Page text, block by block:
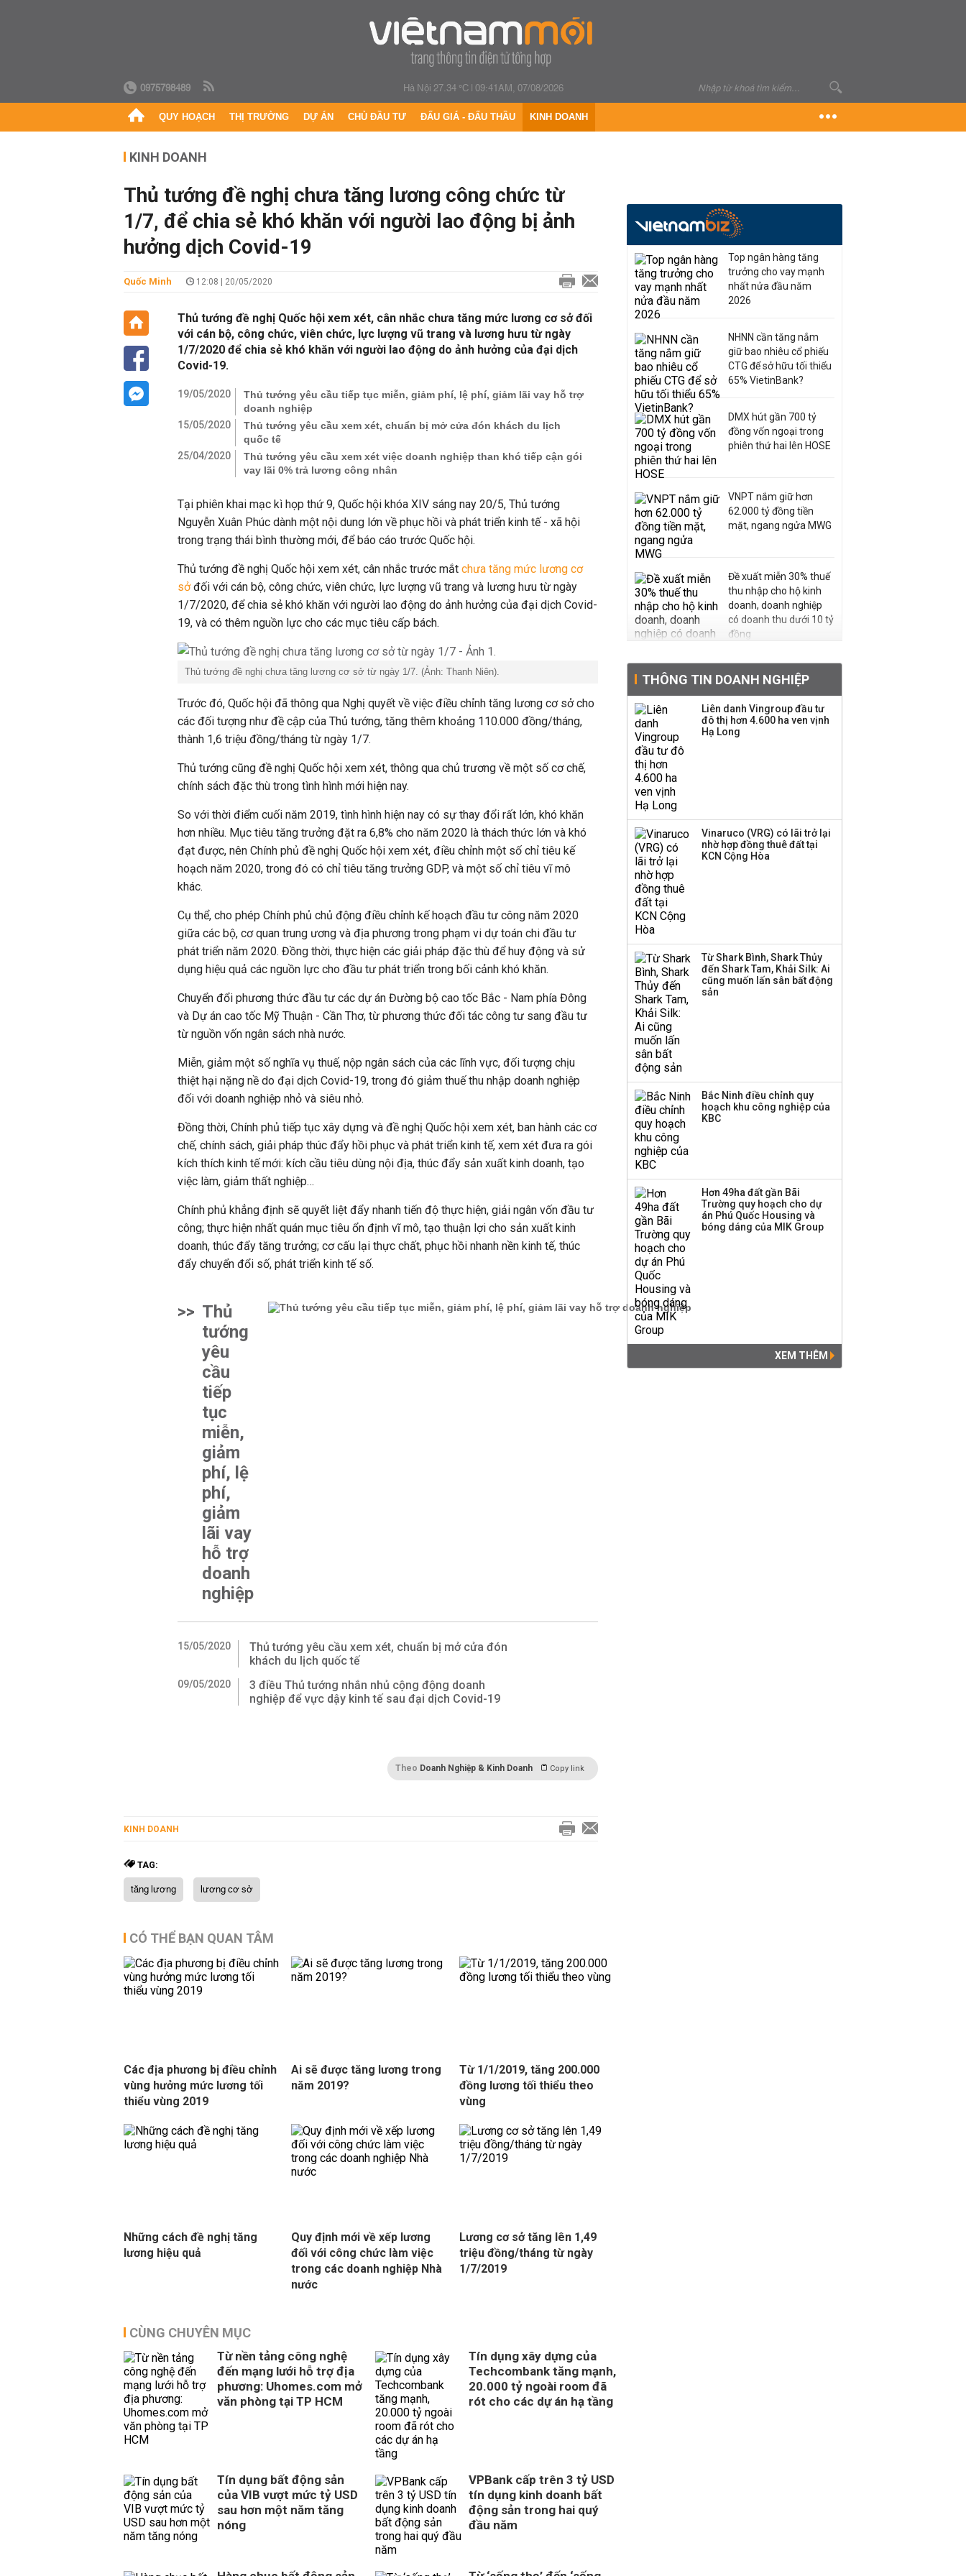
0975798489 Hà Nội 27.34 °C|09:41AM, 07/08/2026
QUY HOẠCH THỊ TRƯỜNG DỰ ÁN CHỦ ĐẦU TƯ ĐẤU GIÁ - ĐẤU THẦU KINH DOANH
KINH DOANH
Thủ tướng đề nghị chưa tăng lương công chức từ
1/7, để chia sẻ khó khăn với người lao động bị ảnh
hưởng dịch Covid-19
Quốc Minh 12:08 | 20/05/2020
Thủ tướng đề nghị Quốc hội xem xét, cân nhắc chưa tăng mức lương cơ sở đối
với cán bộ, công chức, viên chức, lực lượng vũ trang và lương hưu từ ngày
1/7/2020 để chia sẻ khó khăn với người lao động do ảnh hưởng của đại dịch
Covid-19.
19/05/2020
Thủ tướng yêu cầu tiếp tục miễn, giảm phí, lệ phí, giảm lãi vay hỗ trợ
doanh nghiệp
15/05/2020
Thủ tướng yêu cầu xem xét, chuẩn bị mở cửa đón khách du lịch
quốc tế
25/04/2020
Thủ tướng yêu cầu xem xét việc doanh nghiệp than khó tiếp cận gói
vay lãi 0% trả lương công nhân
Tại phiên khai mạc kì họp thứ 9, Quốc hội khóa XIV sáng nay 20/5, Thủ tướng
Nguyễn Xuân Phúc dành một nội dung lớn về phục hồi và phát triển kinh tế - xã hội
trong trạng thái bình thường mới, để báo cáo trước Quốc hội.
Thủ tướng đề nghị Quốc hội xem xét, cân nhắc trước mắt chưa tăng mức lương cơ
sởđối với cán bộ, công chức, viên chức, lực lượng vũ trang và lương hưu từ ngày
1/7/2020, để chia sẻ khó khăn với người lao động do ảnh hưởng của đại dịch Covid-
19, và có thêm nguồn lực cho các mục tiêu cấp bách.
Thủ tướng đề nghị chưa tăng lương cơ sở từ ngày 1/7. (Ảnh: Thanh Niên).
Trước đó, Quốc hội đã thông qua Nghị quyết về việc điều chỉnh tăng lương cơ sở cho
các đối tượng như đề cập của Thủ tướng, tăng thêm khoảng 110.000 đồng/tháng,
thành 1,6 triệu đồng/tháng từ ngày 1/7.
Thủ tướng cũng đề nghị Quốc hội xem xét, thông qua chủ trương về một số cơ chế,
chính sách đặc thù trong tình hình mới hiện nay.
So với thời điểm cuối năm 2019, tình hình hiện nay có sự thay đổi rất lớn, khó khăn
hơn nhiều. Mục tiêu tăng trưởng đặt ra 6,8% cho năm 2020 là thách thức lớn và khó
đạt được, nên Chính phủ đề nghị Quốc hội xem xét, điều chỉnh một số chỉ tiêu kế
hoạch năm 2020, trong đó có chỉ tiêu tăng trưởng GDP, và một số chỉ tiêu vĩ mô
khác.
Cụ thể, cho phép Chính phủ chủ động điều chỉnh kế hoạch đầu tư công năm 2020
giữa các bộ, cơ quan trung ương và địa phương trong phạm vi dự toán chi đầu tư
phát triển năm 2020. Đồng thời, thực hiện các giải pháp đặc thù để huy động và sử
dụng hiệu quả các nguồn lực cho đầu tư phát triển trong bối cảnh khó khăn.
Chuyển đổi phương thức đầu tư các dự án Đường bộ cao tốc Bắc - Nam phía Đông
và Dự án cao tốc Mỹ Thuận - Cần Thơ, từ phương thức đối tác công tư sang đầu tư
từ nguồn vốn ngân sách nhà nước.
Miễn, giảm một số nghĩa vụ thuế, nộp ngân sách của các lĩnh vực, đối tượng chịu
thiệt hại nặng nề do đại dịch Covid-19, trong đó giảm thuế thu nhập doanh nghiệp
đối với doanh nghiệp nhỏ và siêu nhỏ.
Đồng thời, Chính phủ tiếp tục xây dựng và đề nghị Quốc hội xem xét, ban hành các cơ
chế, chính sách, giải pháp thúc đẩy hồi phục và phát triển kinh tế, xem xét đưa ra gói
kích thích kinh tế mới: kích cầu tiêu dùng nội địa, thúc đẩy sản xuất kinh doanh, tạo
việc làm, giảm thất nghiệp…
Chính phủ khẳng định sẽ quyết liệt đẩy nhanh tiến độ thực hiện, giải ngân vốn đầu tư
công; thực hiện nhất quán mục tiêu ổn định vĩ mô, tạo thuận lợi cho sản xuất kinh
doanh, thúc đẩy tăng trưởng; cơ cấu lại thực chất, phục hồi nhanh nền kinh tế, thúc
đẩy chuyển đổi số, phát triển kinh tế số.
>> Thủ
tướng
yêu
cầu
tiếp
tục
miễn,
giảm
phí, lệ
phí,
giảm
lãi vay
hỗ trợ
doanh
nghiệp
15/05/2020
Thủ tướng yêu cầu xem xét, chuẩn bị mở cửa đón
khách du lịch quốc tế
09/05/2020
3 điều Thủ tướng nhắn nhủ cộng động doanh
nghiệp để vực dậy kinh tế sau đại dịch Covid-19
Theo Doanh Nghiệp & Kinh Doanh Copy link
KINH DOANH
TAG:
tăng lương lương cơ sở
CÓ THỂ BẠN QUAN TÂM
Các địa phương bị điều chỉnh
vùng hưởng mức lương tối
thiểu vùng 2019
Ai sẽ được tăng lương trong
năm 2019?
Từ 1/1/2019, tăng 200.000
đồng lương tối thiểu theo
vùng
Những cách đề nghị tăng
lương hiệu quả
Quy định mới về xếp lương
đối với công chức làm việc
trong các doanh nghiệp Nhà
nước
Lương cơ sở tăng lên 1,49
triệu đồng/tháng từ ngày
1/7/2019
CÙNG CHUYÊN MỤC
Từ nền tảng công nghệ
đến mạng lưới hỗ trợ địa
phương: Uhomes.com mở
văn phòng tại TP HCM
Tín dụng xây dựng của
Techcombank tăng mạnh,
20.000 tỷ ngoài room đã
rót cho các dự án hạ tầng
Tín dụng bất động sản
của VIB vượt mức tỷ USD
sau hơn một năm tăng
nóng
VPBank cấp trên 3 tỷ USD
tín dụng kinh doanh bất
động sản trong hai quý
đầu năm
Top ngân hàng tăng
trưởng cho vay mạnh
nhất nửa đầu năm
2026
NHNN cần tăng nắm
giữ bao nhiêu cổ phiếu
CTG để sở hữu tối thiểu
65% VietinBank?
DMX hút gần 700 tỷ
đồng vốn ngoại trong
phiên thứ hai lên HOSE
VNPT nắm giữ hơn
62.000 tỷ đồng tiền
mặt, ngang ngửa MWG
Đề xuất miễn 30% thuế
thu nhập cho hộ kinh
doanh, doanh nghiệp
có doanh thu dưới 10 tỷ
đồng
gần 500 triệu cổ phiếu,
tăng vốn lên gần
77.800 tỷ
phiếu, người làm chủ
tịch ở tuổi 27
Việt Nam muốn phát
triển quỹ hưu trí: Từ tiết
kiệm gia đình thành
THÔNG TIN DOANH NGHIỆP
Liên danh Vingroup đầu tư
đô thị hơn 4.600 ha ven vịnh
Hạ Long
Vinaruco (VRG) có lãi trở lại
nhờ hợp đồng thuê đất tại
KCN Cộng Hòa
Từ Shark Bình, Shark Thủy
đến Shark Tam, Khải Silk: Ai
cũng muốn lấn sân bất động
sản
Bắc Ninh điều chỉnh quy
hoạch khu công nghiệp của
KBC
Hơn 49ha đất gần Bãi
Trường quy hoạch cho dự
án Phú Quốc Housing và
bóng dáng của MIK Group
XEM THÊM